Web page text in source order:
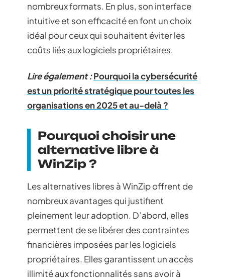
nombreux formats. En plus, son interface
intuitive et son efficacité en font un choix
idéal pour ceux qui souhaitent éviter les
coûts liés aux logiciels propriétaires.
Lire également :Pourquoi la cybersécurité
est un priorité stratégique pour toutes les
organisations en 2025 et au-delà ?
Pourquoi choisir une
alternative libre à
WinZip ?
Les alternatives libres à WinZip offrent de
nombreux avantages qui justifient
pleinement leur adoption. D’abord, elles
permettent de se libérer des contraintes
financières imposées par les logiciels
propriétaires. Elles garantissent un accès
illimité aux fonctionnalités sans avoir à